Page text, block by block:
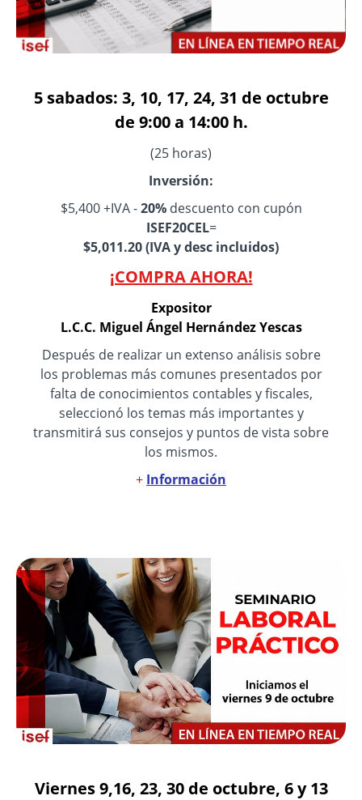
5 sabados: 3, 10, 17, 24, 31 de octubre
de 9:00 a 14:00 h.
(25 horas)
Inversión:
$5,400 +IVA -20% descuento con cupón
ISEF20CEL=
$5,011.20 (IVA y desc incluidos)
¡COMPRA AHORA!
Expositor
L.C.C. Miguel Ángel Hernández Yescas
Después de realizar un extenso análisis sobre
los problemas más comunes presentados por
falta de conocimientos contables y fiscales,
seleccionó los temas más importantes y
transmitirá sus consejos y puntos de vista sobre
los mismos.
+ Información
Viernes 9,16, 23, 30 de octubre, 6 y 13